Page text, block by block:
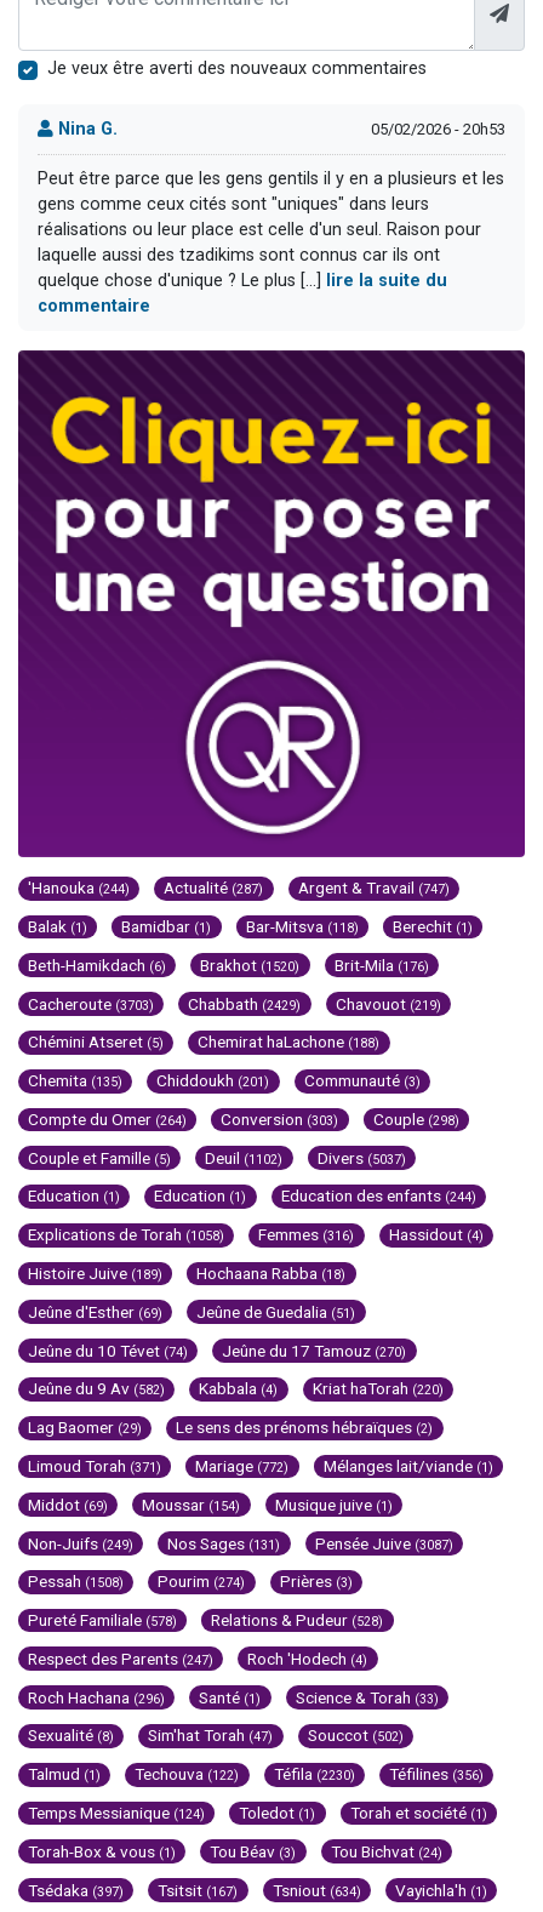
Je veux être averti des nouveaux commentaires
Nina G. 05/02/2026 - 20h53
Peut être parce que les gens gentils il y en a plusieurs et les
gens comme ceux cités sont "uniques" dans leurs
réalisations ou leur place est celle d'un seul. Raison pour
laquelle aussi des tzadikims sont connus car ils ont
quelque chose d'unique ? Le plus [...]
lire la suite du
commentaire
'Hanouka (244) Actualité (287) Argent & Travail (747)
Balak (1) Bamidbar (1) Bar-Mitsva (118) Berechit (1)
Beth-Hamikdach (6) Brakhot (1520) Brit-Mila (176)
Cacheroute (3703) Chabbath (2429) Chavouot (219)
Chémini Atseret (5) Chemirat haLachone (188)
Chemita (135) Chiddoukh (201) Communauté (3)
Compte du Omer (264) Conversion (303) Couple (298)
Couple et Famille (5) Deuil (1102) Divers (5037)
Education (1) Education (1) Education des enfants (244)
Explications de Torah (1058) Femmes (316) Hassidout (4)
Histoire Juive (189) Hochaana Rabba (18)
Jeûne d'Esther (69) Jeûne de Guedalia (51)
Jeûne du 10 Tévet (74) Jeûne du 17 Tamouz (270)
Jeûne du 9 Av (582) Kabbala (4) Kriat haTorah (220)
Lag Baomer (29) Le sens des prénoms hébraïques (2)
Limoud Torah (371) Mariage (772) Mélanges lait/viande (1)
Middot (69) Moussar (154) Musique juive (1)
Non-Juifs (249) Nos Sages (131) Pensée Juive (3087)
Pessah (1508) Pourim (274) Prières (3)
Pureté Familiale (578) Relations & Pudeur (528)
Respect des Parents (247) Roch 'Hodech (4)
Roch Hachana (296) Santé (1) Science & Torah (33)
Sexualité (8) Sim'hat Torah (47) Souccot (502)
Talmud (1) Techouva (122) Téfila (2230) Téfilines (356)
Temps Messianique (124) Toledot (1) Torah et société (1)
Torah-Box & vous (1) Tou Béav (3) Tou Bichvat (24)
Tsédaka (397) Tsitsit (167) Tsniout (634) Vayichla'h (1)